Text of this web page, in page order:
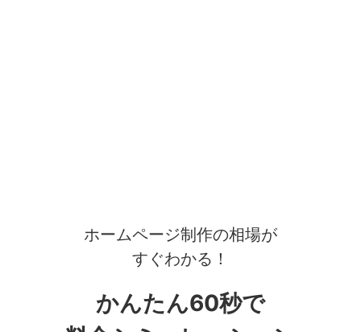
ホームページ制作の相場が
すぐわかる！
かんたん60秒で